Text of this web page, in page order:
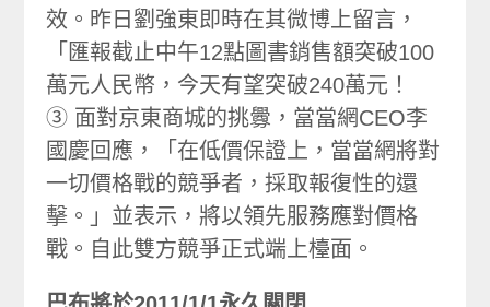
效。昨日劉強東即時在其微博上留言，
「匯報截止中午12點圖書銷售額突破100
萬元人民幣，今天有望突破240萬元！
③ 面對京東商城的挑釁，當當網CEO李
國慶回應，「在低價保證上，當當網將對
一切價格戰的競爭者，採取報復性的還
擊。」並表示，將以領先服務應對價格
戰。自此雙方競爭正式端上檯面。